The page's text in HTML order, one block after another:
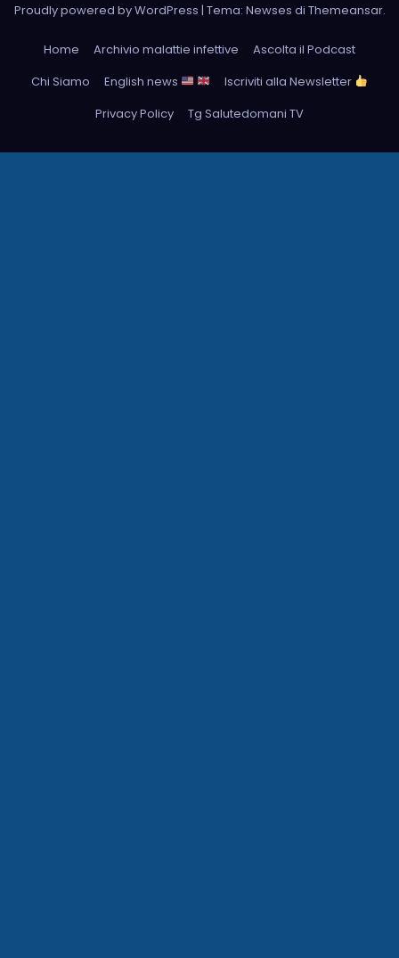
Proudly powered by WordPress | Tema: Newses di Themeansar.
Home Archivio malattie infettive
Ascolta il Podcast
Chi Siamo
English news
Iscriviti alla Newsletter
Privacy Policy
Tg Salutedomani TV